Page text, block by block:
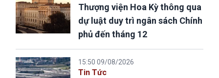
Thượng viện Hoa Kỳ thông qua
dự luật duy trì ngân sách Chính
phủ đến tháng 12
15:50 09/08/2026
Tin Tức